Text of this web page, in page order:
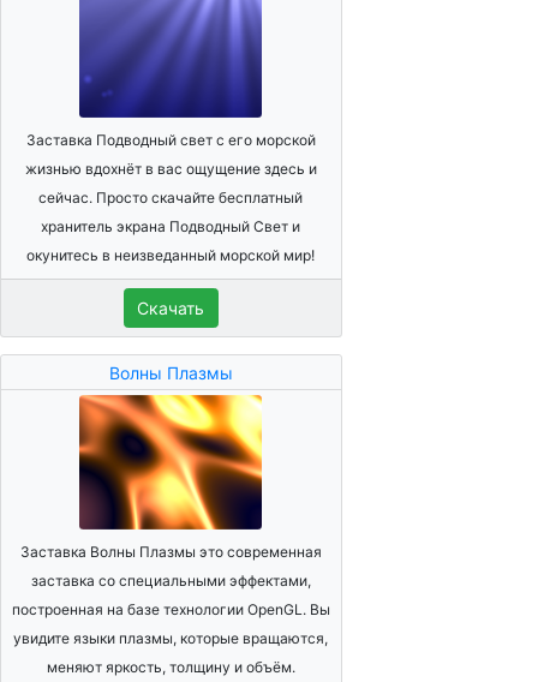
Заставка Подводный свет с его морской
жизнью вдохнёт в вас ощущение здесь и
сейчас. Просто скачайте бесплатный
хранитель экрана Подводный Свет и
окунитесь в неизведанный морской мир!
Скачать
Волны Плазмы
Заставка Волны Плазмы это современная
заставка со специальными эффектами,
построенная на базе технологии OpenGL. Вы
увидите языки плазмы, которые вращаются,
меняют яркость, толщину и объём.